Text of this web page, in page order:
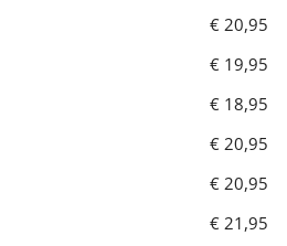
€ 20,95
€ 19,95
€ 18,95
€ 20,95
€ 20,95
€ 21,95